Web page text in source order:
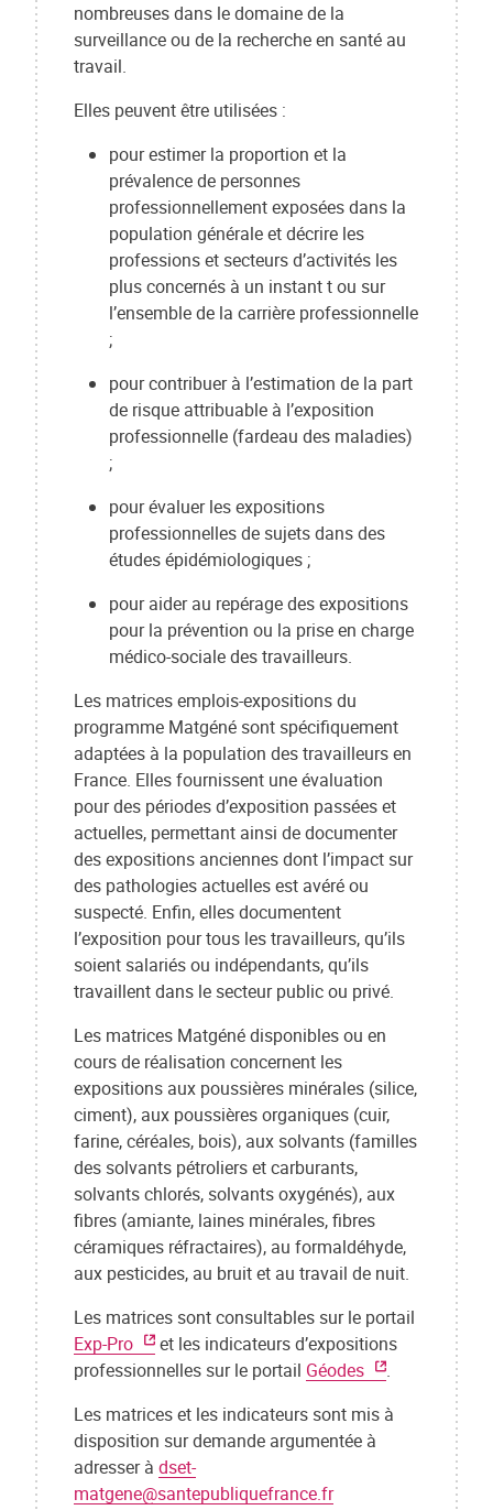
nombreuses dans le domaine de la
surveillance ou de la recherche en santé au
travail.
Elles peuvent être utilisées :
pour estimer la proportion et la
prévalence de personnes
professionnellement exposées dans la
population générale et décrire les
professions et secteurs d’activités les
plus concernés à un instant t ou sur
l’ensemble de la carrière professionnelle
;
pour contribuer à l’estimation de la part
de risque attribuable à l’exposition
professionnelle (fardeau des maladies)
;
pour évaluer les expositions
professionnelles de sujets dans des
études épidémiologiques ;
pour aider au repérage des expositions
pour la prévention ou la prise en charge
médico-sociale des travailleurs.
Les matrices emplois-expositions du
programme Matgéné sont spécifiquement
adaptées à la population des travailleurs en
France. Elles fournissent une évaluation
pour des périodes d’exposition passées et
actuelles, permettant ainsi de documenter
des expositions anciennes dont l’impact sur
des pathologies actuelles est avéré ou
suspecté. Enfin, elles documentent
l’exposition pour tous les travailleurs, qu’ils
soient salariés ou indépendants, qu’ils
travaillent dans le secteur public ou privé.
Les matrices Matgéné disponibles ou en
cours de réalisation concernent les
expositions aux poussières minérales (silice,
ciment), aux poussières organiques (cuir,
farine, céréales, bois), aux solvants (familles
des solvants pétroliers et carburants,
solvants chlorés, solvants oxygénés), aux
fibres (amiante, laines minérales, fibres
céramiques réfractaires), au formaldéhyde,
aux pesticides, au bruit et au travail de nuit.
Les matrices sont consultables sur le portail
Exp-Pro
et les indicateurs d’expositions
professionnelles sur le portail Géodes
.
Les matrices et les indicateurs sont mis à
disposition sur demande argumentée à
adresser à dset-
matgene@santepubliquefrance.fr